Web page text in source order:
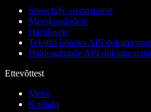
Speechify arendajatele
Meeskondadele
Haridusele
Tekstist kõneks API
Hääleagentide API
Ettevõttest
Meist
Kontakt